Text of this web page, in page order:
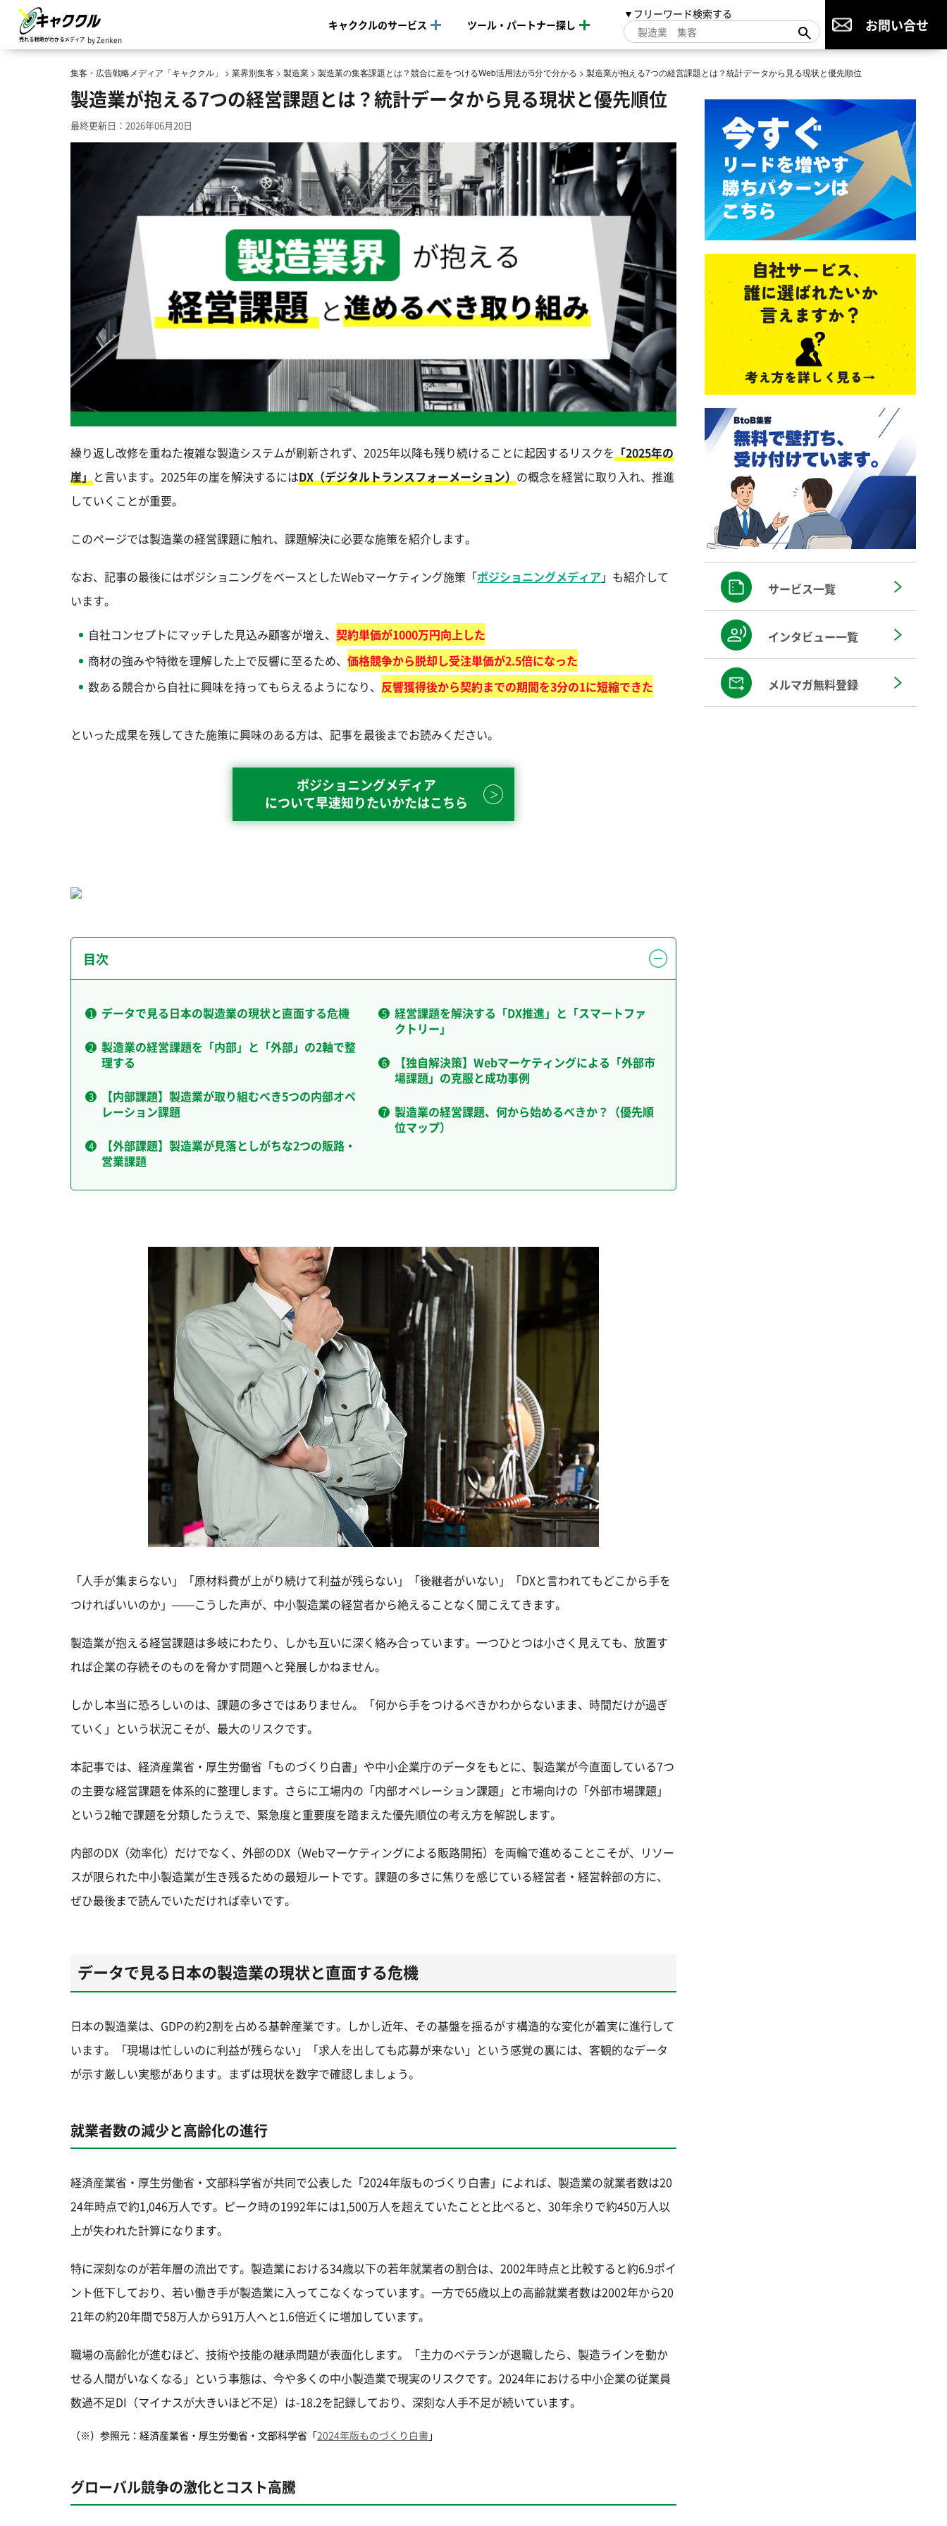
by Zenken
キャククルのサービス ツール・パートナー探し
▼フリーワード検索する
お問い合せ
集客・広告戦略メディア「キャククル」 > 業界別集客 > 製造業 > 製造業の集客課題とは？競合に差をつけるWeb活用法が5分で分かる > 製造業が抱える7つの経営課題とは？統計データから見る現状と優先順位
製造業が抱える7つの経営課題とは？統計データから見る現状と優先順位
最終更新日：2026年06月20日
繰り返し改修を重ねた複雑な製造システムが刷新されず、2025年以降も残り続けることに起因するリスクを「2025年の
崖」と言います。2025年の崖を解決するにはDX（デジタルトランスフォーメーション）の概念を経営に取り入れ、推進
していくことが重要。
このページでは製造業の経営課題に触れ、課題解決に必要な施策を紹介します。
なお、記事の最後にはポジショニングをベースとしたWebマーケティング施策「ポジショニングメディア 」も紹介して
います。
自社コンセプトにマッチした見込み顧客が増え、 契約単価が1000万円向上した
商材の強みや特徴を理解した上で反響に至るため、 価格競争から脱却し受注単価が2.5倍になった
数ある競合から自社に興味を持ってもらえるようになり、 反響獲得後から契約までの期間を3分の1に短縮できた
といった成果を残してきた施策に興味のある方は、記事を最後までお読みください。
ポジショニングメディア
について早速知りたいかたはこちら
目次
データで見る日本の製造業の現状と直面する危機
製造業の経営課題を「内部」と「外部」の2軸で整
理する
【内部課題】製造業が取り組むべき5つの内部オペ
レーション課題
【外部課題】製造業が見落としがちな2つの販路・
営業課題
経営課題を解決する「DX推進」と「スマートファ
クトリー」
【独自解決策】Webマーケティングによる「外部市
場課題」の克服と成功事例
製造業の経営課題、何から始めるべきか？（優先順
位マップ）
「人手が集まらない」「原材料費が上がり続けて利益が残らない」「後継者がいない」「DXと言われてもどこから手を
つければいいのか」——こうした声が、中小製造業の経営者から絶えることなく聞こえてきます。
製造業が抱える経営課題は多岐にわたり、しかも互いに深く絡み合っています。一つひとつは小さく見えても、放置す
れば企業の存続そのものを脅かす問題へと発展しかねません。
しかし本当に恐ろしいのは、課題の多さではありません。「何から手をつけるべきかわからないまま、時間だけが過ぎ
ていく」という状況こそが、最大のリスクです。
本記事では、経済産業省・厚生労働省「ものづくり白書」や中小企業庁のデータをもとに、製造業が今直面している7つ
の主要な経営課題を体系的に整理します。さらに工場内の「内部オペレーション課題」と市場向けの「外部市場課題」
という2軸で課題を分類したうえで、緊急度と重要度を踏まえた優先順位の考え方を解説します。
内部のDX（効率化）だけでなく、外部のDX（Webマーケティングによる販路開拓）を両輪で進めることこそが、リソー
スが限られた中小製造業が生き残るための最短ルートです。課題の多さに焦りを感じている経営者・経営幹部の方に、
ぜひ最後まで読んでいただければ幸いです。
データで見る日本の製造業の現状と直面する危機
日本の製造業は、GDPの約2割を占める基幹産業です。しかし近年、その基盤を揺るがす構造的な変化が着実に進行して
います。「現場は忙しいのに利益が残らない」「求人を出しても応募が来ない」という感覚の裏には、客観的なデータ
が示す厳しい実態があります。まずは現状を数字で確認しましょう。
就業者数の減少と高齢化の進行
経済産業省・厚生労働省・文部科学省が共同で公表した「2024年版ものづくり白書」によれば、製造業の就業者数は20
24年時点で約1,046万人です。ピーク時の1992年には1,500万人を超えていたことと比べると、30年余りで約450万人以
上が失われた計算になります。
特に深刻なのが若年層の流出です。製造業における34歳以下の若年就業者の割合は、2002年時点と比較すると約6.9ポイ
ント低下しており、若い働き手が製造業に入ってこなくなっています。一方で65歳以上の高齢就業者数は2002年から20
21年の約20年間で58万人から91万人へと1.6倍近くに増加しています。
職場の高齢化が進むほど、技術や技能の継承問題が表面化します。「主力のベテランが退職したら、製造ラインを動か
せる人間がいなくなる」という事態は、今や多くの中小製造業で現実のリスクです。2024年における中小企業の従業員
数過不足DI（マイナスが大きいほど不足）は-18.2を記録しており、深刻な人手不足が続いています。
（※）参照元：経済産業省・厚生労働省・文部科学省「2024年版ものづくり白書 」
グローバル競争の激化とコスト高騰
サービス一覧
インタビュー一覧
メルマガ無料登録